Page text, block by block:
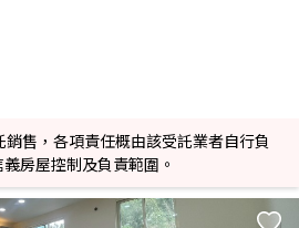
售，各項責任概由該受託業者自行負
房屋控制及負責範圍。